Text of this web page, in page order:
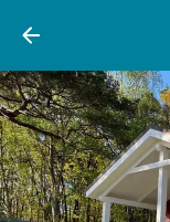
Bilder